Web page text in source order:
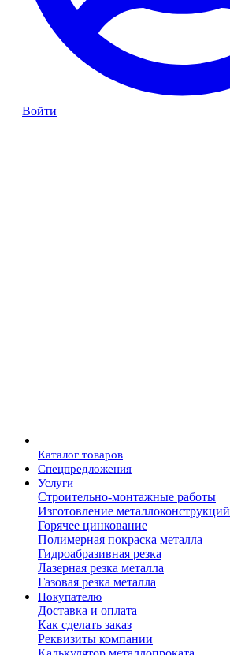
Войти
Каталог товаров
Спецпредложения
Услуги
Строительно-монтажные работы
Изготовление металлоконструкций
Горячее цинкование
Полимерная покраска металла
Гидроабразивная резка
Лазерная резка металла
Газовая резка металла
Покупателю
Доставка и оплата
Как сделать заказ
Реквизиты компании